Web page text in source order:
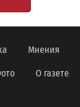
Мнения
О газете